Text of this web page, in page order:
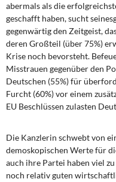
abermals als die
geschafft haben, sucht
gegenwärtig den Zeitgeist,
deren Großteil (über 75%)
Krise noch bevorsteht.
Misstrauen gegenüber den
Deutschen (55%) für
Furcht (60%) vor einem
EU Beschlüssen zulasten
Die Kanzlerin schwebt von
demoskopischen Werte für
auch ihre Partei haben viel
noch relativ guten